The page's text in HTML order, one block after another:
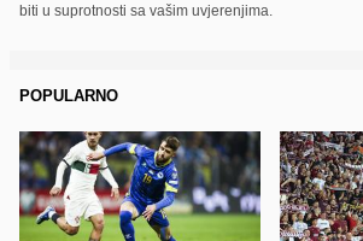
biti u suprotnosti sa vašim uvjerenjima.
POPULARNO